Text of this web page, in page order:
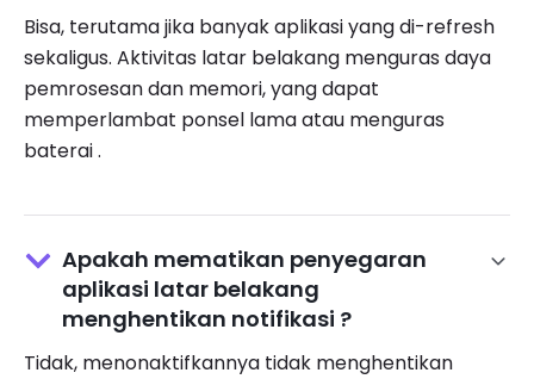
Bisa, terutama jika banyak aplikasi yang di-refresh
sekaligus. Aktivitas latar belakang menguras daya
pemrosesan dan memori, yang dapat
memperlambat ponsel lama atau menguras
baterai .
Apakah mematikan penyegaran
aplikasi latar belakang
menghentikan notifikasi ?
Tidak, menonaktifkannya tidak menghentikan